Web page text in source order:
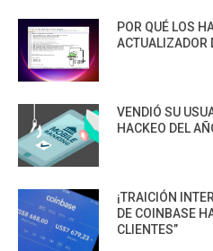
POR QUÉ LOS
ACTUALIZADOR
VENDIÓ SU
HACKEO DEL
¡TRAICIÓN
DE COINBASE
CLIENTES”